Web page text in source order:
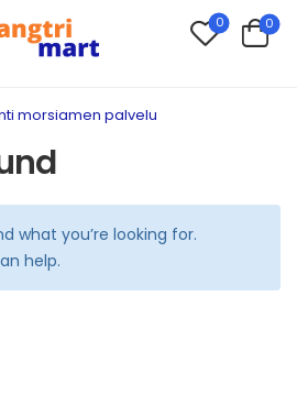
0 0
morsiamen palvelu
what you’re looking for.
help.